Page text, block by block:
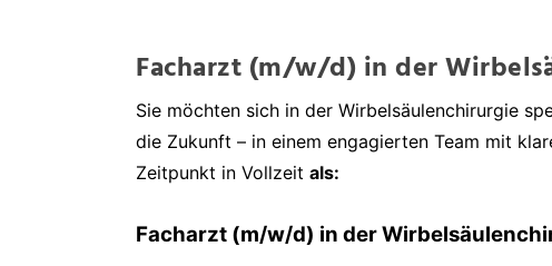
Facharzt (m/w/d) in der
Sie möchten sich in der Wirbelsäulenchirurgie
die Zukunft – in einem engagierten Team mit
Zeitpunkt in Vollzeit als:
Facharzt (m/w/d) in der